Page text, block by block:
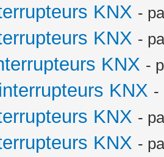
KNX -
KNX -
KNX -
KNX -
KNX -
KNX -